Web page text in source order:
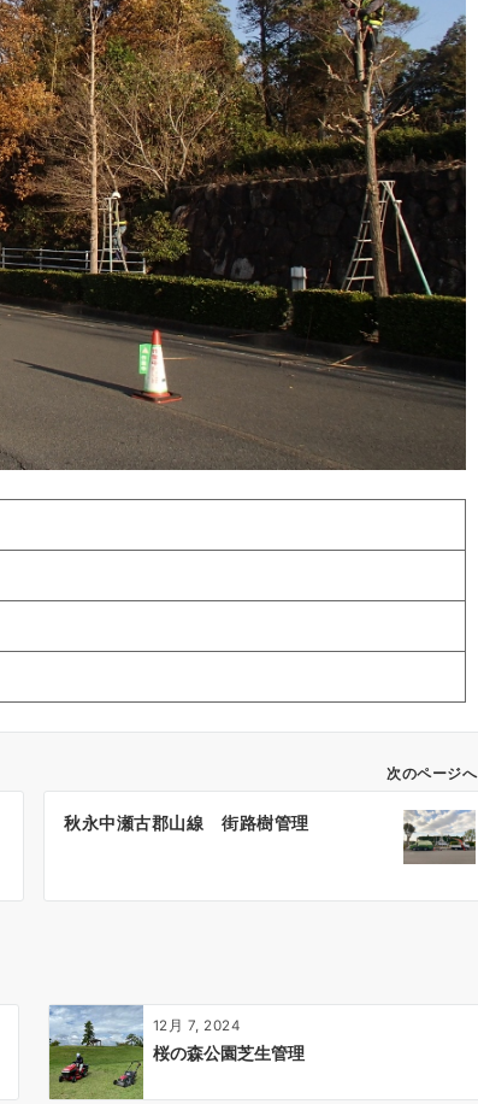
次のページへ
秋永中瀬古郡山線 街路樹管理
12月 7, 2024
桜の森公園芝生管理